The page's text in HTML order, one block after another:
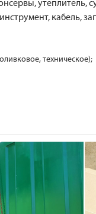
утеплитель,
кабель,
техническое);